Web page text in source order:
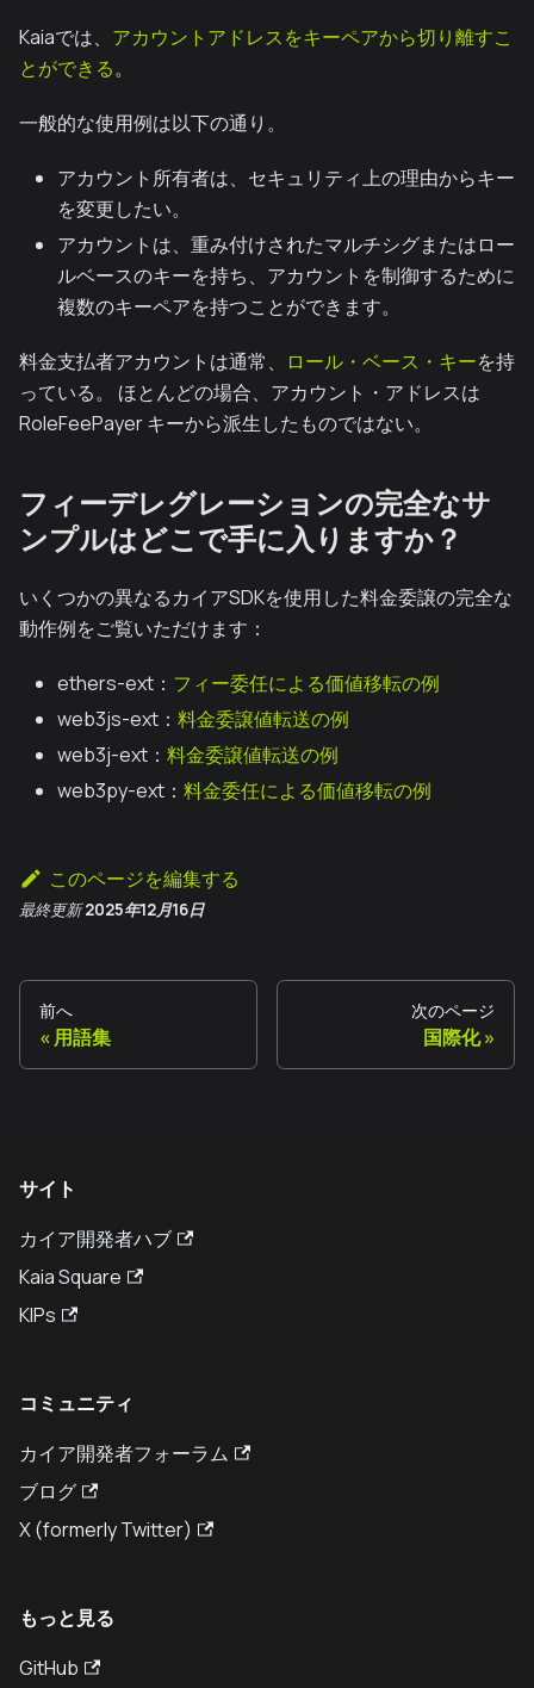
Kaiaでは、 アカウントアドレスをキーペアから切り離すこ
とができる。
一般的な使用例は以下の通り。
アカウント所有者は、セキュリティ上の理由からキー
を変更したい。
アカウントは、重み付けされたマルチシグまたはロー
ルベースのキーを持ち、アカウントを制御するために
複数のキーペアを持つことができます。
料金支払者アカウントは通常、 ロール・ベース・キーを持
っている。 ほとんどの場合、アカウント・アドレスは
RoleFeePayer キーから派生したものではない。
フィーデレグレーションの完全なサ
ンプルはどこで手に入りますか？
いくつかの異なるカイアSDKを使用した料金委譲の完全な
動作例をご覧いただけます：
ethers-ext： フィー委任による価値移転の例
web3js-ext： 料金委譲値転送の例
web3j-ext： 料金委譲値転送の例
web3py-ext： 料金委任による価値移転の例
このページを編集する
最終更新 2025年12月16日
前へ
用語集
次のページ
国際化
サイト
カイア開発者ハブ
Kaia Square
KIPs
コミュニティ
カイア開発者フォーラム
ブログ
X (formerly Twitter)
もっと見る
GitHub